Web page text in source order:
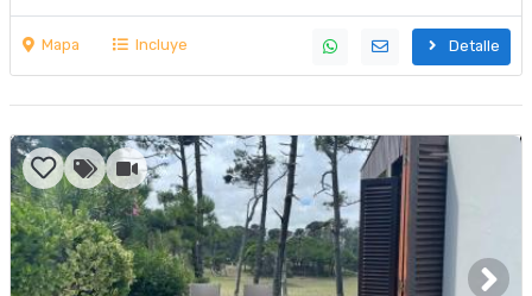
Mapa Incluye Detalle